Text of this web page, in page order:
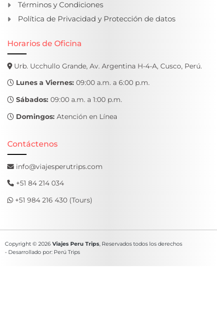
Términos y Condiciones
Política de Privacidad y Protección de datos
Horarios de Oficina
Urb. Ucchullo Grande, Av. Argentina H-4-A, Cusco, Perú.
Lunes a Viernes: 09:00 a.m. a 6:00 p.m.
Sábados: 09:00 a.m. a 1:00 p.m.
Domingos: Atención en Línea
Contáctenos
info@viajesperutrips.com
+51 84 214 034
+51 984 216 430 (Tours)
Copyright © 2026 Viajes Peru Trips , Reservados todos los derechos
- Desarrollado por: Perú Trips